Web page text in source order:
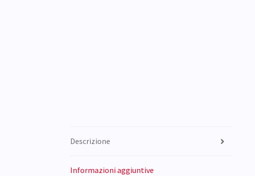
Descrizione
Informazioni aggiuntive